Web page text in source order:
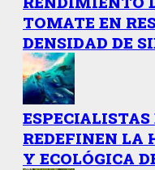
TOMATE EN
DENSIDAD DE
REDEFINEN LA
Y ECOLÓGICA